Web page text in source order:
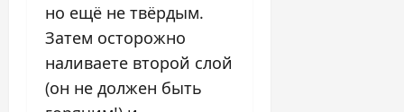
но ещё не твёрдым.
Затем осторожно
наливаете второй слой
(он не должен быть